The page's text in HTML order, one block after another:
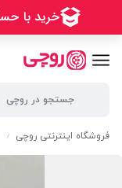
فروشگاه اینترنتی روچی /